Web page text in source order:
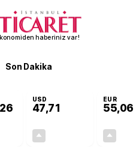
haberiniz var!
Son Dakika
USD
47,71
EUR
55,06